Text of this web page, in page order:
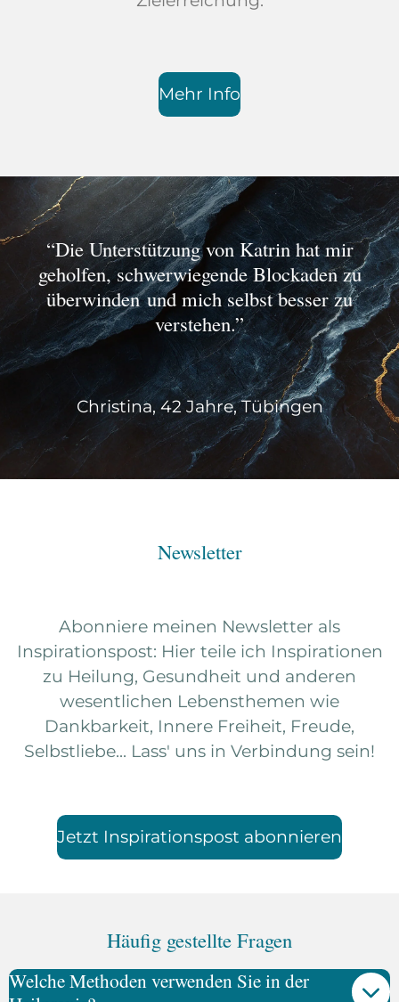
Mehr Info
“Die Unterstützung von Katrin hat mir
geholfen, schwerwiegende Blockaden zu
überwindenund mich selbst besser zu
verstehen.”
Christina, 42 Jahre, Tübingen
Newsletter
Abonniere meinen Newsletter als
Inspirationspost: Hier teile ich Inspirationen
zu Heilung, Gesundheit und anderen
wesentlichen Lebensthemen wie
Dankbarkeit, Innere Freiheit, Freude,
Selbstliebe... Lass' uns in Verbindung sein!
Jetzt Inspirationspost abonnieren
Häufig gestellte Fragen
Welche Methoden verwenden Sie in der